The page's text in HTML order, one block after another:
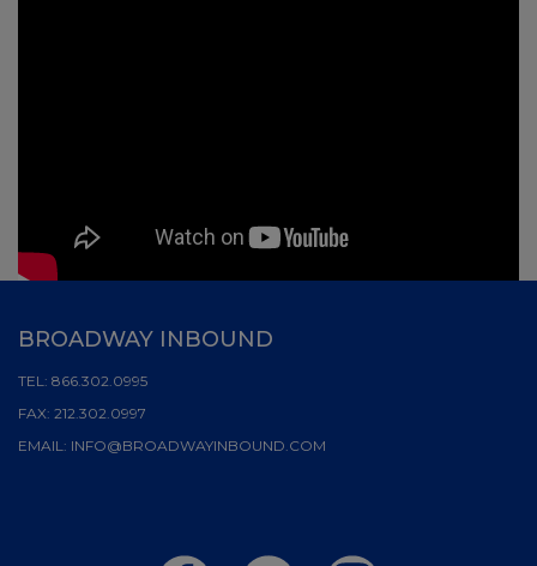
BROADWAY INBOUND
TEL: 866.302.0995
FAX: 212.302.0997
EMAIL: INFO@BROADWAYINBOUND.COM